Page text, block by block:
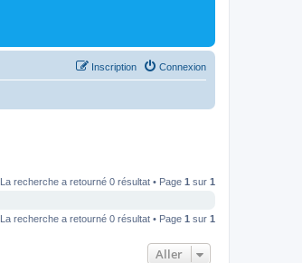
Connexion
Inscription
La recherche a retourné 0 résultat • Page 1 sur 1
La recherche a retourné 0 résultat • Page 1 sur 1
Aller